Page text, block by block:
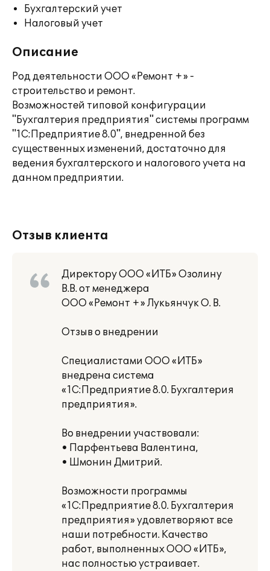
Бухгалтерский учет
Налоговый учет
Описание
Род деятельности ООО «Ремонт +» -
строительство и ремонт.
Возможностей типовой конфигурации
"Бухгалтерия предприятия" системы программ
"1С:Предприятие 8.0", внедренной без
существенных изменений, достаточно для
ведения бухгалтерского и налогового учета на
данном предприятии.
Отзыв клиента
Директору ООО «ИТБ» Озолину
В.В. от менеджера
ООО «Ремонт +» Лукьянчук О. В.
Отзыв о внедрении
Специалистами ООО «ИТБ»
внедрена система
«1С:Предприятие 8.0. Бухгалтерия
предприятия».
Во внедрении участвовали:
• Парфентьева Валентина,
• Шмонин Дмитрий.
Возможности программы
«1С:Предприятие 8.0. Бухгалтерия
предприятия» удовлетворяют все
наши потребности. Качество
работ, выполненных ООО «ИТБ»,
нас полностью устраивает.